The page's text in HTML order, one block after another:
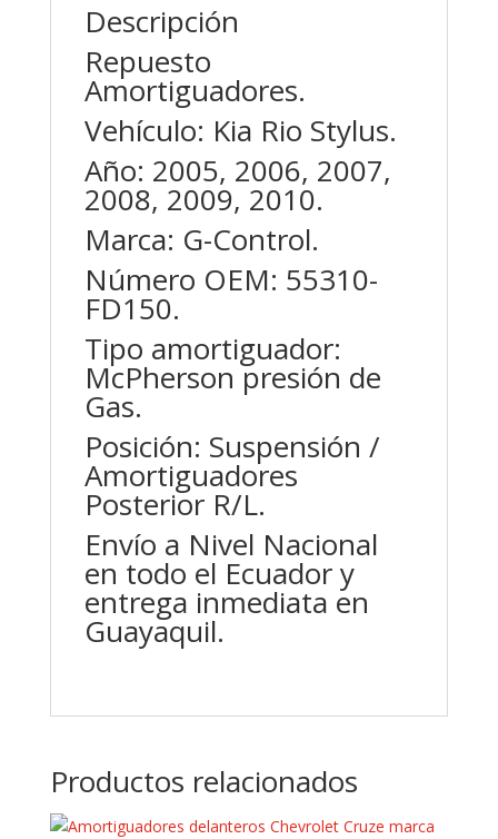
Descripción
Repuesto
Amortiguadores.
Vehículo: Kia Rio Stylus.
Año: 2005, 2006, 2007,
2008, 2009, 2010.
Marca: G-Control.
Número OEM: 55310-
FD150.
Tipo amortiguador:
McPherson presión de
Gas.
Posición: Suspensión /
Amortiguadores
Posterior R/L.
Envío a Nivel Nacional
en todo el Ecuador y
entrega inmediata en
Guayaquil.
Productos relacionados